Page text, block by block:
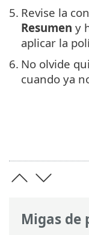
Migas de
5. Revise la
Resumen y
aplicar la
6. No olvide
cuando ya